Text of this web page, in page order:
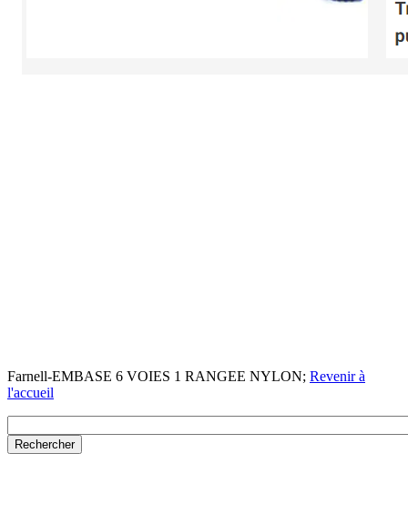
Farnell-EMBASE 6 VOIES 1 RANGEE NYLON; Revenir à
l'accueil